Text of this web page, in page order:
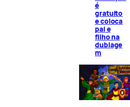
é
gratuito
e coloca
pai e
filho na
dublage
m